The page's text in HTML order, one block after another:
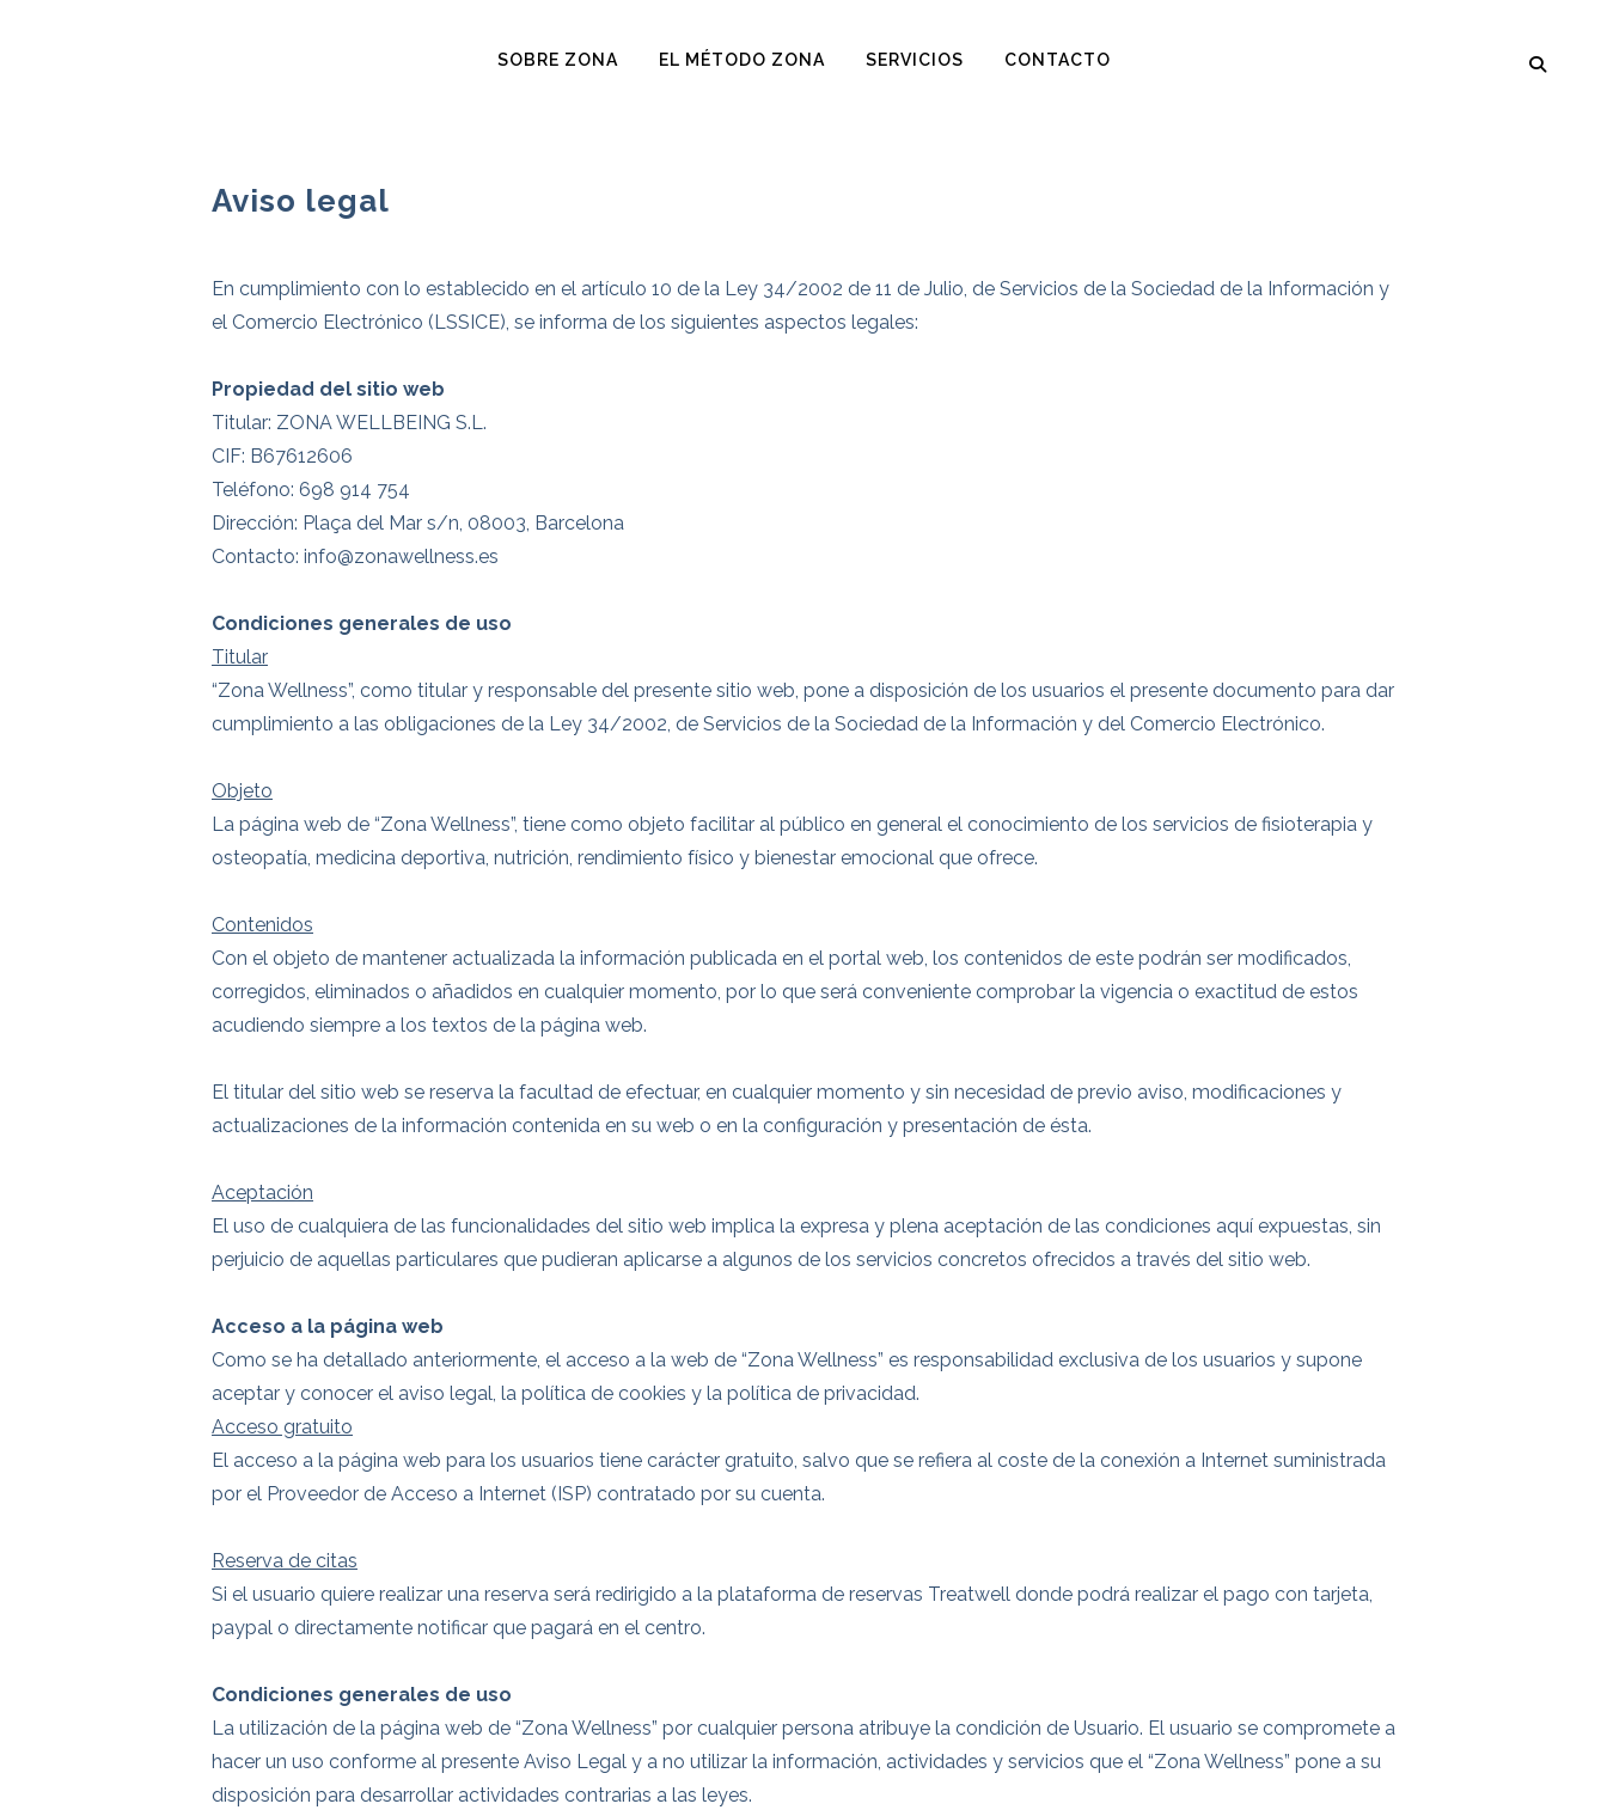
SOBRE ZONA EL MÉTODO ZONA SERVICIOS CONTACTO
Aviso legal
En cumplimiento con lo establecido en el artículo 10 de la Ley 34/2002 de 11 de Julio, de Servicios de la Sociedad de la Información y
el Comercio Electrónico (LSSICE), se informa de los siguientes aspectos legales:
Propiedad del sitio web
Titular: ZONA WELLBEING S.L.
CIF: B67612606
Teléfono: 698 914 754
Dirección: Plaça del Mar s/n, 08003, Barcelona
Contacto: info@zonawellness.es
Condiciones generales de uso
Titular
“Zona Wellness”, como titular y responsable del presente sitio web, pone a disposición de los usuarios el presente documento para dar
cumplimiento a las obligaciones de la Ley 34/2002, de Servicios de la Sociedad de la Información y del Comercio Electrónico.
Objeto
La página web de “Zona Wellness”, tiene como objeto facilitar al público en general el conocimiento de los servicios de fisioterapia y
osteopatía, medicina deportiva, nutrición, rendimiento físico y bienestar emocional que ofrece.
Contenidos
Con el objeto de mantener actualizada la información publicada en el portal web, los contenidos de este podrán ser modificados,
corregidos, eliminados o añadidos en cualquier momento, por lo que será conveniente comprobar la vigencia o exactitud de estos
acudiendo siempre a los textos de la página web.
El titular del sitio web se reserva la facultad de efectuar, en cualquier momento y sin necesidad de previo aviso, modificaciones y
actualizaciones de la información contenida en su web o en la configuración y presentación de ésta.
Aceptación
El uso de cualquiera de las funcionalidades del sitio web implica la expresa y plena aceptación de las condiciones aquí expuestas, sin
perjuicio de aquellas particulares que pudieran aplicarse a algunos de los servicios concretos ofrecidos a través del sitio web.
Acceso a la página web
Como se ha detallado anteriormente, el acceso a la web de “Zona Wellness” es responsabilidad exclusiva de los usuarios y supone
aceptar y conocer el aviso legal, la política de cookies y la política de privacidad.
Acceso gratuito
El acceso a la página web para los usuarios tiene carácter gratuito, salvo que se refiera al coste de la conexión a Internet suministrada
por el Proveedor de Acceso a Internet (ISP) contratado por su cuenta.
Reserva de citas
Si el usuario quiere realizar una reserva será redirigido a la plataforma de reservas Treatwell donde podrá realizar el pago con tarjeta,
paypal o directamente notificar que pagará en el centro.
Condiciones generales de uso
La utilización de la página web de “Zona Wellness” por cualquier persona atribuye la condición de Usuario. El usuario se compromete a
hacer un uso conforme al presente Aviso Legal y a no utilizar la información, actividades y servicios que el “Zona Wellness” pone a su
disposición para desarrollar actividades contrarias a las leyes.